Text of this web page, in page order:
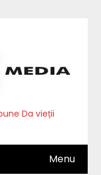
Da vieții
Menu